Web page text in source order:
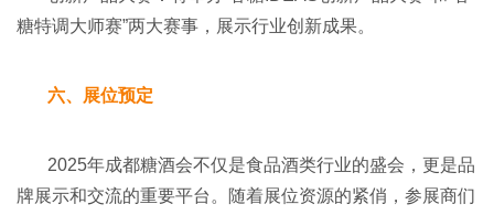
糖特调大师赛”两大赛事，展示行业创新成果。
六、展位预定
2025年成都糖酒会不仅是食品酒类行业的盛会，更是品
牌展示和交流的重要平台。随着展位资源的紧俏，参展商们